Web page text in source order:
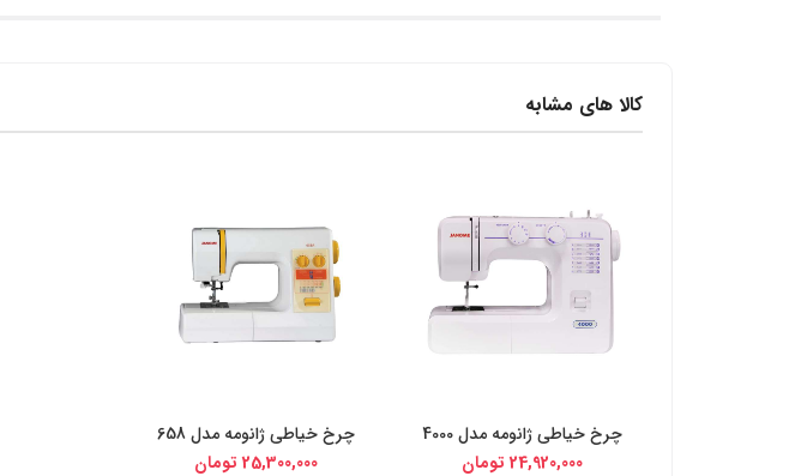
کالا های مشابه
خرید از دیجی کالا
چرخ خیاطی ژانومه مدل 4000
24,920,000 تومان
خرید از دیجی کالا
چرخ خیاطی ژانومه مدل 658
25,300,000 تومان